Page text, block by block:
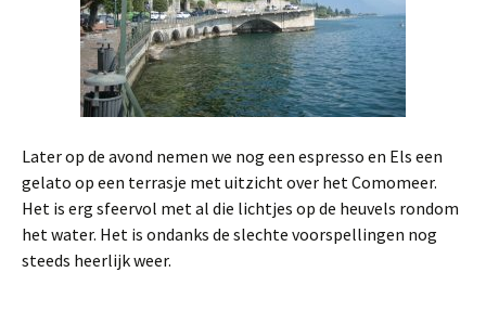
Later op de avond nemen we nog een espresso en Els een
gelato op een terrasje met uitzicht over het Comomeer.
Het is erg sfeervol met al die lichtjes op de heuvels rondom
het water. Het is ondanks de slechte voorspellingen nog
steeds heerlijk weer.